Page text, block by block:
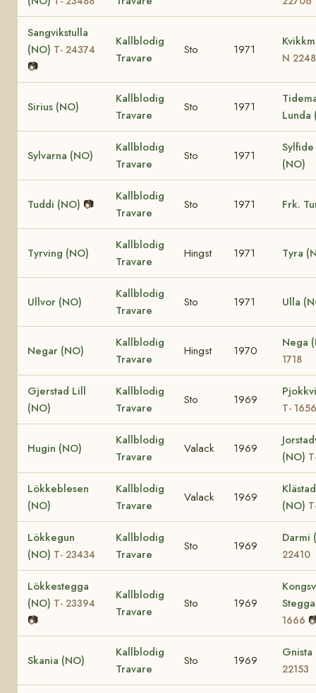
Sangvikstulla
(NO) T- 24374
📷
Kallblodig
Travare
Sto 1971
N
Sirius (NO)
Kallblodig
Travare
Sto 1971
Lunda
Sylvarna (NO)
Kallblodig
Travare
Sto 1971
(NO)
Tuddi (NO) 📷
Kallblodig
Travare
Sto 1971 Frk.
Tyrving (NO)
Kallblodig
Travare
Hingst 1971 Tyra
Ullvor (NO)
Kallblodig
Travare
Sto 1971 Ulla
Negar (NO)
Kallblodig
Travare
Hingst 1970
Nega
1718
Gjerstad Lill
(NO)
Kallblodig
Travare
Sto 1969
T- 1656
Hugin (NO)
Kallblodig
Travare
Valack 1969
(NO)
Lökkeblesen
(NO)
Kallblodig
Travare
Valack 1969
(NO)
Lökkegun
(NO) T- 23434
Kallblodig
Travare
Sto 1969
Darmi
22410
Lökkestegga
(NO) T- 23394
📷
Kallblodig
Travare
Sto 1969
1666
Skania (NO)
Kallblodig
Travare
Sto 1969
22153